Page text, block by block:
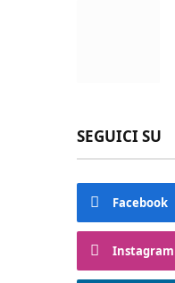
SEGUICI SU
Facebook
Instagram